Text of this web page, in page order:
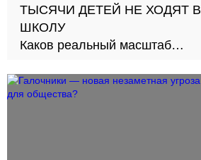
ТЫСЯЧИ ДЕТЕЙ НЕ ХОДЯТ В
ШКОЛУ
Каков реальный масштаб